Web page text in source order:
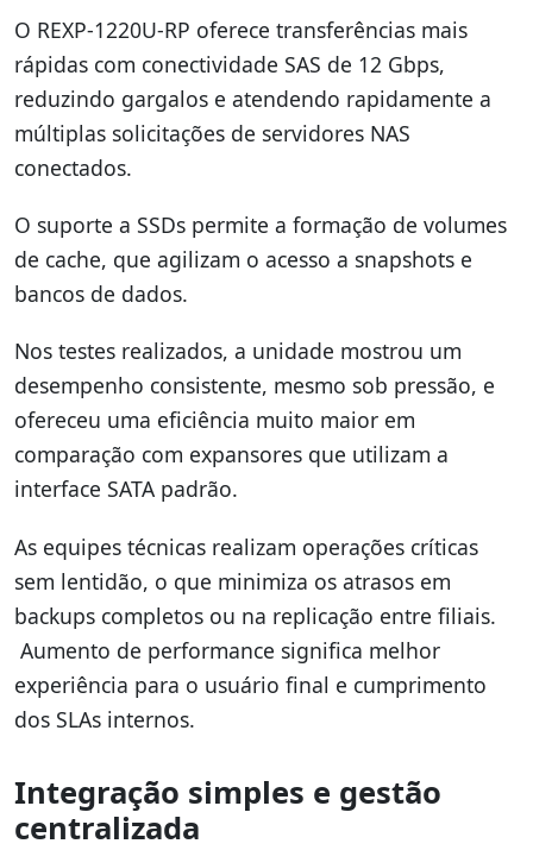
O REXP-1220U-RP oferece transferências mais
rápidas com conectividade SAS de 12 Gbps,
reduzindo gargalos e atendendo rapidamente a
múltiplas solicitações de servidores NAS
conectados.
O suporte a SSDs permite a formação de volumes
de cache, que agilizam o acesso a snapshots e
bancos de dados.
Nos testes realizados, a unidade mostrou um
desempenho consistente, mesmo sob pressão, e
ofereceu uma eficiência muito maior em
comparação com expansores que utilizam a
interface SATA padrão.
As equipes técnicas realizam operações críticas
sem lentidão, o que minimiza os atrasos em
backups completos ou na replicação entre filiais.
Aumento de performance significa melhor
experiência para o usuário final e cumprimento
dos SLAs internos.
Integração simples e gestão
centralizada